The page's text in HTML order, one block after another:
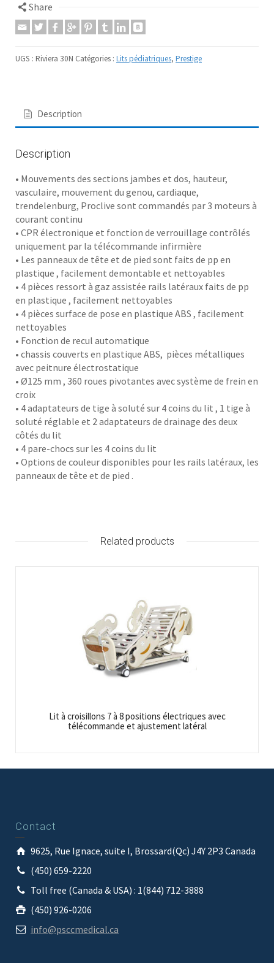
Share
UGS : Riviera 30N Catégories : Lits pédiatriques, Prestige
Description
Description
• Mouvements des sections jambes et dos, hauteur,
vasculaire, mouvement du genou, cardiaque,
trendelenburg, Proclive sont commandés par 3 moteurs à
courant continu
• CPR électronique et fonction de verrouillage contrôlés
uniquement par la télécommande infirmière
• Les panneaux de tête et de pied sont faits de pp en
plastique , facilement demontable et nettoyables
• 4 pièces ressort à gaz assistée rails latéraux faits de pp
en plastique , facilement nettoyables
• 4 pièces surface de pose en plastique ABS , facilement
nettoyables
• Fonction de recul automatique
• chassis couverts en plastique ABS, pièces métalliques
avec peitnure électrostatique
• Ø125 mm , 360 roues pivotantes avec système de frein en
croix
• 4 adaptateurs de tige à soluté sur 4 coins du lit , 1 tige à
soluté réglable et 2 adaptateurs de drainage des deux
côtés du lit
• 4 pare-chocs sur les 4 coins du lit
• Options de couleur disponibles pour les rails latéraux, les
panneaux de tête et de pied .
Related products
Lit à croisillons 7 à 8 positions électriques avec
télécommande et ajustement latéral
Contact
9625, Rue Ignace, suite I, Brossard(Qc) J4Y 2P3 Canada
(450) 659-2220
Toll free (Canada & USA) : 1(844) 712-3888
(450) 926-0206
info@psccmedical.ca